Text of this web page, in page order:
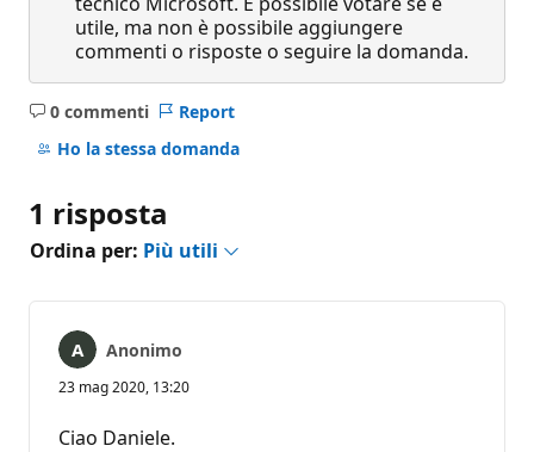
utile, ma non è possibile aggiungere
commenti o risposte o seguire la domanda.
0 commenti
Nessun
commento
Report
Ho la stessa domanda
1 risposta
Ordina per: Più utili
Anonimo
23 mag 2020, 13:20
Ciao Daniele.